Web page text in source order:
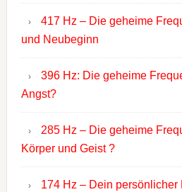
417 Hz – Die geheime
und Neubeginn
396 Hz: Die geheime
Angst?
285 Hz – Die geheime
Körper und Geist ?
174 Hz – Dein persönlicher